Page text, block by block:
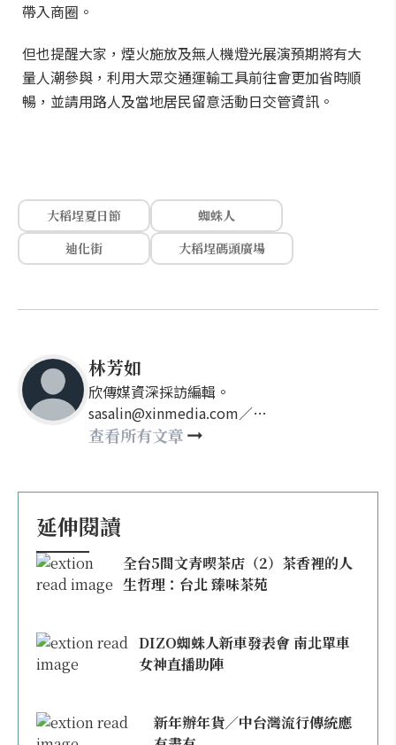
帶入商圈。
但也提醒大家，煙火施放及無人機燈光展演預期將有大
量人潮參與，利用大眾交通運輸工具前往會更加省時順
暢，並請用路人及當地居民留意活動日交管資訊。
大稻埕夏日節
蜘蛛人
迪化街
大稻埕碼頭廣場
林芳如
欣傳媒資深採訪編輯。
sasalin@xinmedia.com／
happy21917@gmail.com
查看所有文章
延伸閱讀
全台5間文青喫茶店（2）茶香裡的人
生哲理：台北 臻味茶苑
DIZO蜘蛛人新車發表會 南北單車
女神直播助陣
新年辦年貨／中台灣流行傳統應